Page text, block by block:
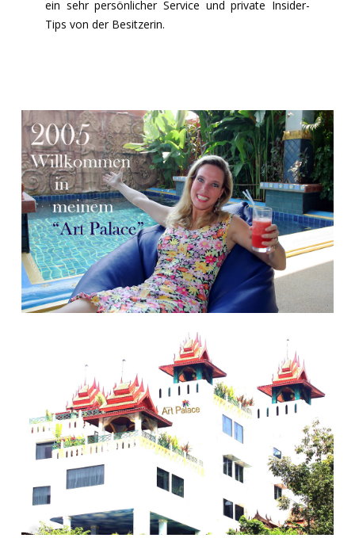
ein sehr persönlicher Service und private Insider-
Tips von der Besitzerin.